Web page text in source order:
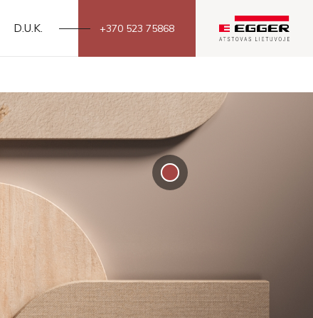
D.U.K. +370 523 75868